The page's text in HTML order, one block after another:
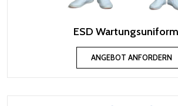
ESD
ANGEBOT ANFORDERN